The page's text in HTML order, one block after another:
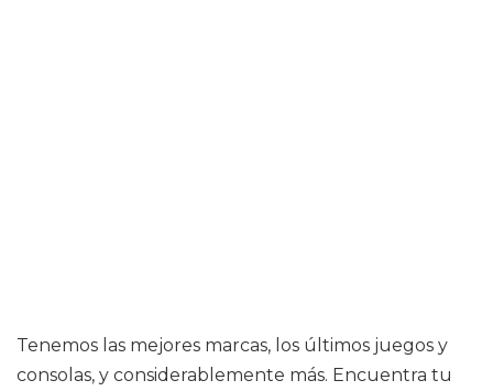
Tenemos las mejores marcas, los últimos juegos y
consolas, y considerablemente más. Encuentra tu